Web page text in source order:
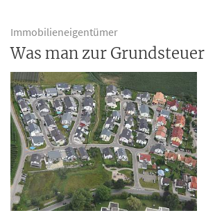
Immobilieneigentümer
Was man zur